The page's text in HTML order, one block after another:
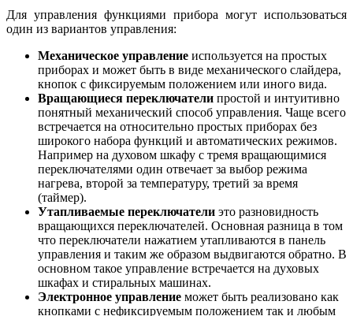
Для управления функциями прибора могут использоваться
один из вариантов управления:
Механическое управление используется на простых
приборах и может быть в виде механического слайдера,
кнопок с фиксируемым положением или иного вида.
Вращающиеся переключатели простой и интуитивно
понятный механический способ управления. Чаще всего
встречается на относительно простых приборах без
широкого набора функций и автоматических режимов.
Например на духовом шкафу с тремя вращающимися
переключателями один отвечает за выбор режима
нагрева, второй за температуру, третий за время
(таймер).
Утапливаемые переключатели это разновидность
вращающихся переключателей. Основная разница в том
что переключатели нажатием утапливаются в панель
управления и таким же образом выдвигаются обратно. В
основном такое управление встречается на духовых
шкафах и стиральных машинах.
Электронное управление может быть реализовано как
кнопками с нефиксируемым положением так и любым